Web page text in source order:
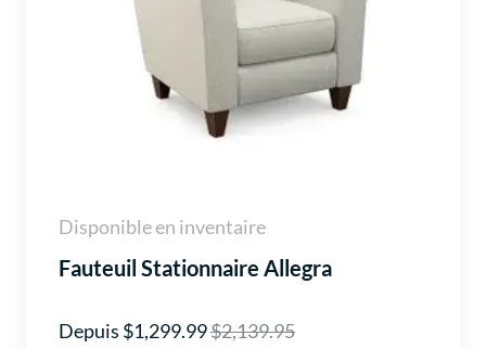
Disponible en inventaire
Fauteuil Stationnaire Allegra
Depuis $1,299.99$2,139.95